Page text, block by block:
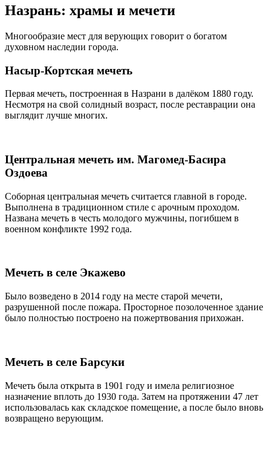
Назрань: храмы и мечети
Многообразие мест для верующих говорит о богатом
духовном наследии города.
Насыр-Кортская мечеть
Первая мечеть, построенная в Назрани в далёком 1880 году.
Несмотря на свой солидный возраст, после реставрации она
выглядит лучше многих.
Центральная мечеть им. Магомед-Басира
Оздоева
Соборная центральная мечеть считается главной в городе.
Выполнена в традиционном стиле с арочным проходом.
Названа мечеть в честь молодого мужчины, погибшем в
военном конфликте 1992 года.
Мечеть в селе Экажево
Было возведено в 2014 году на месте старой мечети,
разрушенной после пожара. Просторное позолоченное здание
было полностью построено на пожертвования прихожан.
Мечеть в селе Барсуки
Мечеть была открыта в 1901 году и имела религиозное
назначение вплоть до 1930 года. Затем на протяжении 47 лет
использовалась как складское помещение, а после было вновь
возвращено верующим.